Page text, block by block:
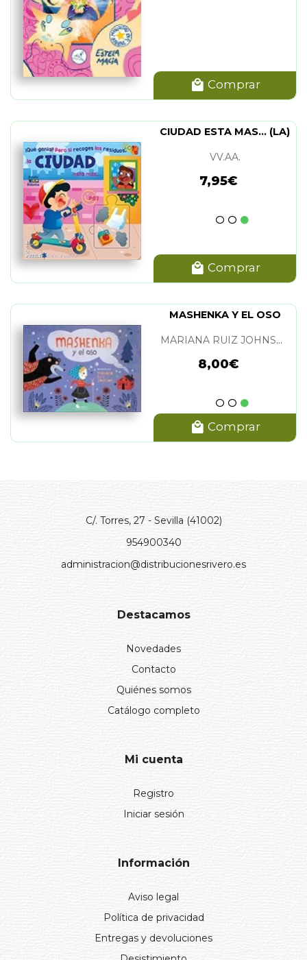
Comprar
CIUDAD ESTA MAS... (LA)
VV.AA.
7,95€
Comprar
MASHENKA Y EL OSO
MARIANA RUIZ JOHNSON
8,00€
Comprar
C/. Torres, 27 - Sevilla (41002)
954900340
administracion@distribucionesrivero.es
Destacamos
Novedades
Contacto
Quiénes somos
Catálogo completo
Mi cuenta
Registro
Iniciar sesión
Información
Aviso legal
Política de privacidad
Entregas y devoluciones